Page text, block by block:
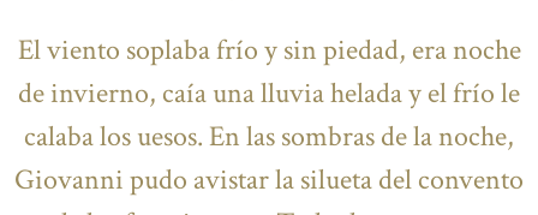
El viento soplaba frío y sin piedad, era noche
de invierno, caía una lluvia helada y el frío le
calaba los uesos. En las sombras de la noche,
Giovanni pudo avistar la silueta del convento